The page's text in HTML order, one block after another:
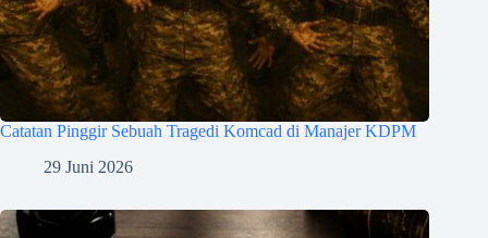
Catatan Pinggir Sebuah Tragedi Komcad di Manajer KDPM
29 Juni 2026